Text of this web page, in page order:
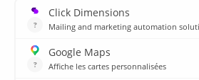
Formations
plan du site
Ressources
Médiathèque